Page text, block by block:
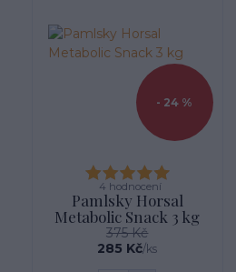
- 24 %
4 hodnocení
Pamlsky Horsal
Metabolic Snack 3 kg
375 Kč
285 Kč/ks